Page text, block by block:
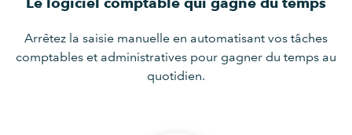
Arrêtez la saisie manuelle en automatisant vos tâches
comptables et administratives pour gagner du temps au
quotidien.